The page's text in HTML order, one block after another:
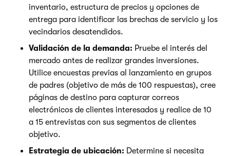
inventario, estructura de precios y opciones de
entrega para identificar las brechas de servicio y los
vecindarios desatendidos.
Validación de la demanda: Pruebe el interés del
mercado antes de realizar grandes inversiones.
Utilice encuestas previas al lanzamiento en grupos
de padres (objetivo de más de 100 respuestas), cree
páginas de destino para capturar correos
electrónicos de clientes interesados y realice de 10
a 15 entrevistas con sus segmentos de clientes
objetivo.
Estrategia de ubicación: Determine si necesita